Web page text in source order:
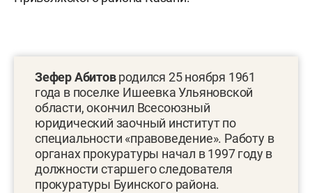
Зефер Абитовродился 25 ноября 1961
года в поселке Ишеевка Ульяновской
области, окончил Всесоюзный
юридический заочный институт по
специальности «правоведение». Работу в
органах прокуратуры начал в 1997 году в
должности старшего следователя
прокуратуры Буинского района.